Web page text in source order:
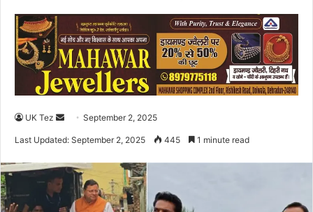
UK Tez
e
d
September 2, 2025
Last Updated: September 2, 2025 445 1 minute read